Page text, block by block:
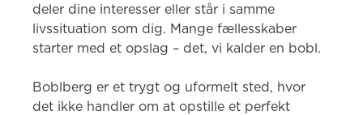
deler dine interesser eller står i samme
livssituation som dig. Mange fællesskaber
starter med et opslag – det, vi kalder en bobl.
Boblberg er et trygt og uformelt sted, hvor
det ikke handler om at opstille et perfekt